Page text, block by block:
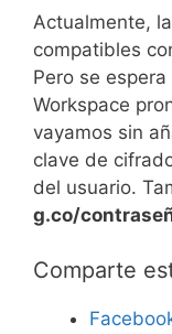
Actualmente,
compatibles
Pero se
Workspace
vayamos sin
clave de
del usuario.
g.co/
Comparte